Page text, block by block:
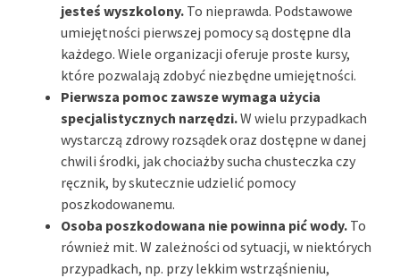
jesteś wyszkolony. To nieprawda. Podstawowe
umiejętności pierwszej pomocy są dostępne dla
każdego. Wiele organizacji oferuje proste kursy,
które pozwalają zdobyć niezbędne umiejętności.
Pierwsza pomoc zawsze wymaga użycia
specjalistycznych narzędzi.W wielu przypadkach
wystarczą zdrowy rozsądek oraz dostępne w danej
chwili środki, jak chociażby sucha chusteczka czy
ręcznik, by skutecznie udzielić pomocy
poszkodowanemu.
Osoba poszkodowana nie powinna pić wody. To
również mit. W zależności od sytuacji, w niektórych
przypadkach, np. przy lekkim wstrząśnieniu,